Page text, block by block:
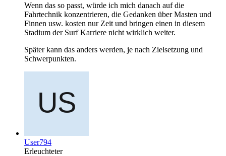
Wenn das so passt, würde ich mich danach auf die
Fahrtechnik konzentrieren, die Gedanken über Masten und
Finnen usw. kosten nur Zeit und bringen einen in diesem
Stadium der Surf Karriere nicht wirklich weiter.
Später kann das anders werden, je nach Zielsetzung und
Schwerpunkten.
User794
Erleuchteter